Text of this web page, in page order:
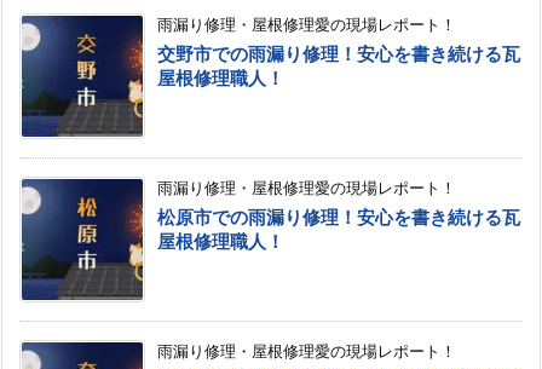
雨漏り修理・屋根修理愛の現場レポート！
交野市での雨漏り修理！安心を書き続ける瓦
屋根修理職人！
雨漏り修理・屋根修理愛の現場レポート！
松原市での雨漏り修理！安心を書き続ける瓦
屋根修理職人！
雨漏り修理・屋根修理愛の現場レポート！